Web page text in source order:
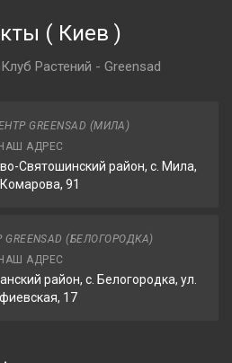
( Киев )
Растений - Greensad
GREENSAD (МИЛА)
НАШ АДРЕС
Святошинский район, с. Мила,
91
(БЕЛОГОРОДКА)
НАШ АДРЕС
район, с. Белогородка, ул.
17